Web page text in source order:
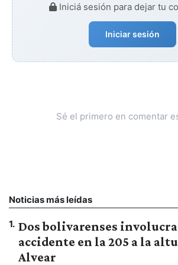
Iniciá sesión para dejar tu
Iniciar sesión
Sé el primero en comentar
Noticias más leídas
1. Dos bolivarenses
accidente en la 205 a la
Alvear